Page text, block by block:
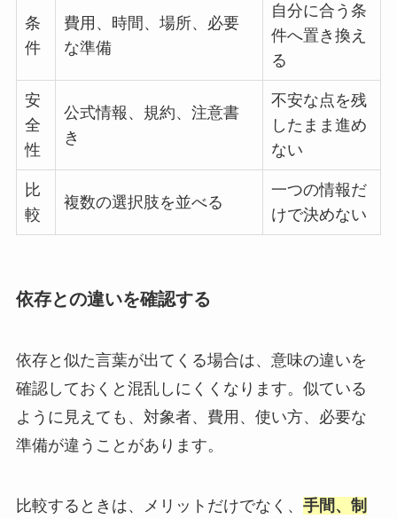
条
件
費用、時間、場所、必要
な準備
自分に合う条
件へ置き換え
る
安
全
性
公式情報、規約、注意書
き
不安な点を残
したまま進め
ない
比
較
複数の選択肢を並べる
一つの情報だ
けで決めない
依存との違いを確認する
依存と似た言葉が出てくる場合は、意味の違いを
確認しておくと混乱しにくくなります。似ている
ように見えても、対象者、費用、使い方、必要な
準備が違うことがあります。
比較するときは、メリットだけでなく、 手間、制